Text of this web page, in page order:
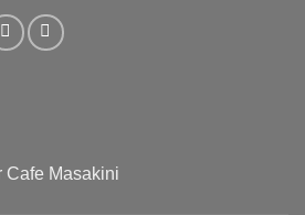
Cafe Masakini